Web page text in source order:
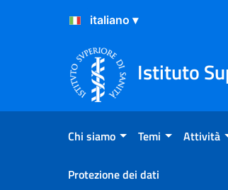
Salta al Contenuto
Salta al Footer
Istituto
Chi siamo Temi Attività
Protezione dei dati